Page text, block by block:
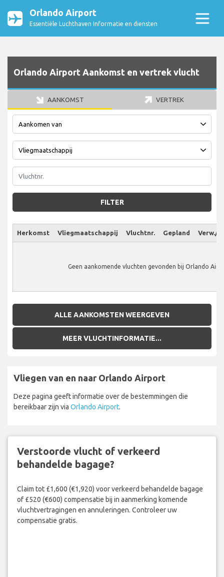
Orlando Airport
Essentiële Luchthaven Informatie en diensten
Orlando Airport Aankomst en vertrek vlucht
AANKOMST VERTREK
FILTER
Herkomst Vliegmaatschappij Vluchtnr. Gepland Verw./
Geen aankomende vluchten gevonden bij Orlando
ALLE AANKOMSTEN WEERGEVEN
MEER VLUCHTINFORMATIE...
Vliegen van en naar Orlando Airport
Deze pagina geeft informatie over de bestemmingen die
bereikbaar zijn via Orlando Airport.
Verstoorde vlucht of verkeerd
behandelde bagage?
Claim tot £1,600 (€1,920) voor verkeerd behandelde bagage
of £520 (€600) compensatie bij in aanmerking komende
vluchtvertragingen en annuleringen. Controleer uw
compensatie gratis.